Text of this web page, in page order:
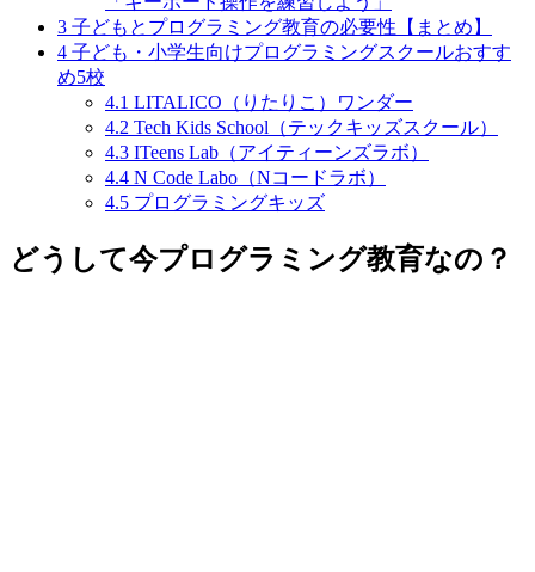
3 子どもとプログラミング教育の必要性【まとめ】
4 子ども・小学生向けプログラミングスクールおすす
め5校
4.1 LITALICO（りたりこ）ワンダー
4.2 Tech Kids School（テックキッズスクール）
4.3 ITeens Lab（アイティーンズラボ）
4.4 N Code Labo（Nコードラボ）
4.5 プログラミングキッズ
どうして今プログラミング教育なの？